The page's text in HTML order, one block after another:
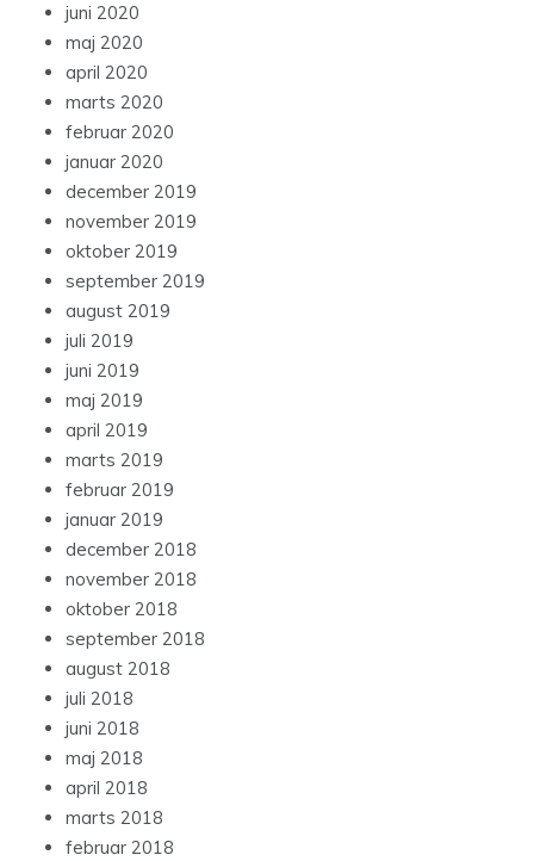
juni 2020
maj 2020
april 2020
marts 2020
februar 2020
januar 2020
december 2019
november 2019
oktober 2019
september 2019
august 2019
juli 2019
juni 2019
maj 2019
april 2019
marts 2019
februar 2019
januar 2019
december 2018
november 2018
oktober 2018
september 2018
august 2018
juli 2018
juni 2018
maj 2018
april 2018
marts 2018
februar 2018